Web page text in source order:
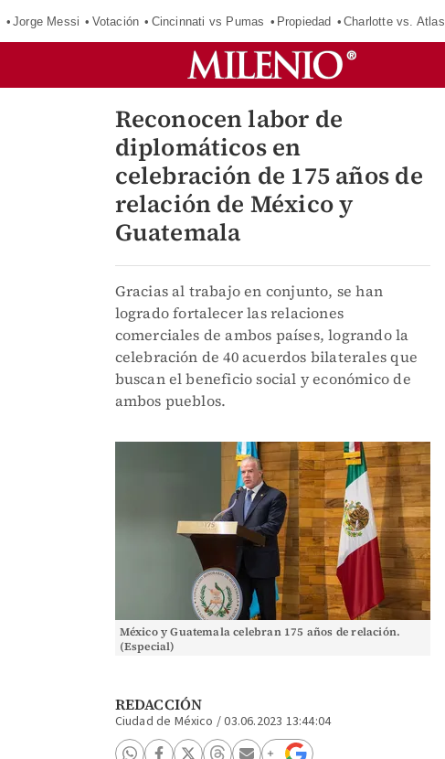
Jorge Messi Votación Cincinnati vs Pumas Propiedad Charlotte vs. Atlas
Reconocen labor de
diplomáticos en
celebración de 175 años de
relación de México y
Guatemala
Gracias al trabajo en conjunto, se han
logrado fortalecer las relaciones
comerciales de ambos países, logrando la
celebración de 40 acuerdos bilaterales que
buscan el beneficio social y económico de
ambos pueblos.
México y Guatemala celebran 175 años de relación.
(Especial)
REDACCIÓN
Ciudad de México /03.06.2023 13:44:04